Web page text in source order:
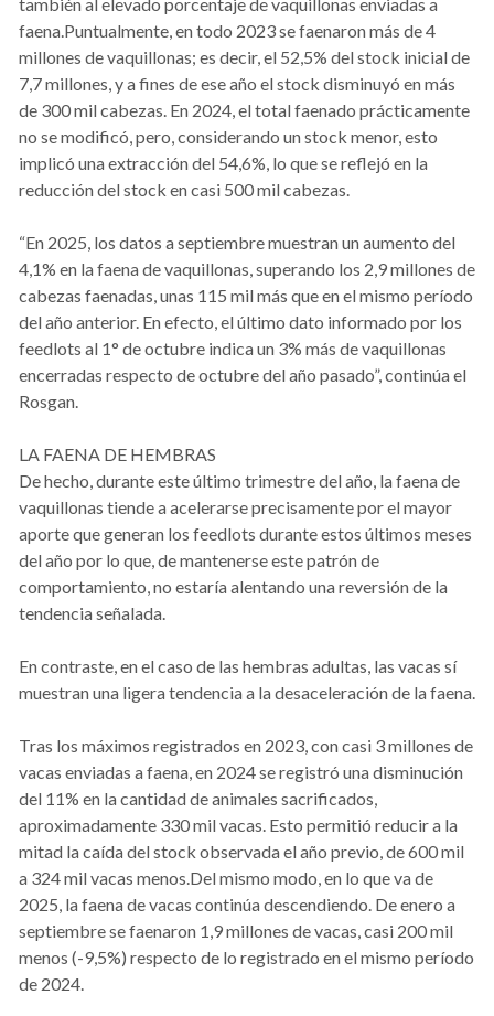
faena.Puntualmente, en todo 2023 se faenaron más de 4
millones de vaquillonas; es decir, el 52,5% del stock inicial de
7,7 millones, y a fines de ese año el stock disminuyó en más
de 300 mil cabezas. En 2024, el total faenado prácticamente
no se modificó, pero, considerando un stock menor, esto
implicó una extracción del 54,6%, lo que se reflejó en la
reducción del stock en casi 500 mil cabezas.
“En 2025, los datos a septiembre muestran un aumento del
4,1% en la faena de vaquillonas, superando los 2,9 millones de
cabezas faenadas, unas 115 mil más que en el mismo período
del año anterior. En efecto, el último dato informado por los
feedlots al 1° de octubre indica un 3% más de vaquillonas
encerradas respecto de octubre del año pasado”, continúa el
Rosgan.
LA FAENA DE HEMBRAS
De hecho, durante este último trimestre del año, la faena de
vaquillonas tiende a acelerarse precisamente por el mayor
aporte que generan los feedlots durante estos últimos meses
del año por lo que, de mantenerse este patrón de
comportamiento, no estaría alentando una reversión de la
tendencia señalada.
En contraste, en el caso de las hembras adultas, las vacas sí
muestran una ligera tendencia a la desaceleración de la faena.
Tras los máximos registrados en 2023, con casi 3 millones de
vacas enviadas a faena, en 2024 se registró una disminución
del 11% en la cantidad de animales sacrificados,
aproximadamente 330 mil vacas. Esto permitió reducir a la
mitad la caída del stock observada el año previo, de 600 mil
a 324 mil vacas menos.Del mismo modo, en lo que va de
2025, la faena de vacas continúa descendiendo. De enero a
septiembre se faenaron 1,9 millones de vacas, casi 200 mil
menos (-9,5%) respecto de lo registrado en el mismo período
de 2024.